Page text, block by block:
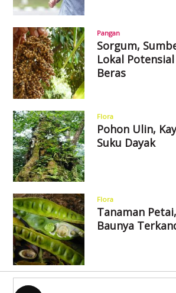
Pangan
Sorgum,
Lokal
Beras
Flora
Pohon Ulin,
Suku Dayak
Flora
Tanaman
Baunya